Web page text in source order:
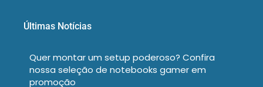
Últimas Notícias
Quer montar um setup poderoso? Confira
nossa seleção de notebooks gamer em
promoção